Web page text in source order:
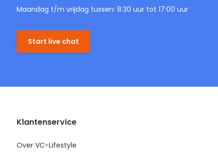
Maandag t/m vrijdag tussen: 8:30 uur tot 17:00 uur
Start live chat
Klantenservice
Over VC-Lifestyle